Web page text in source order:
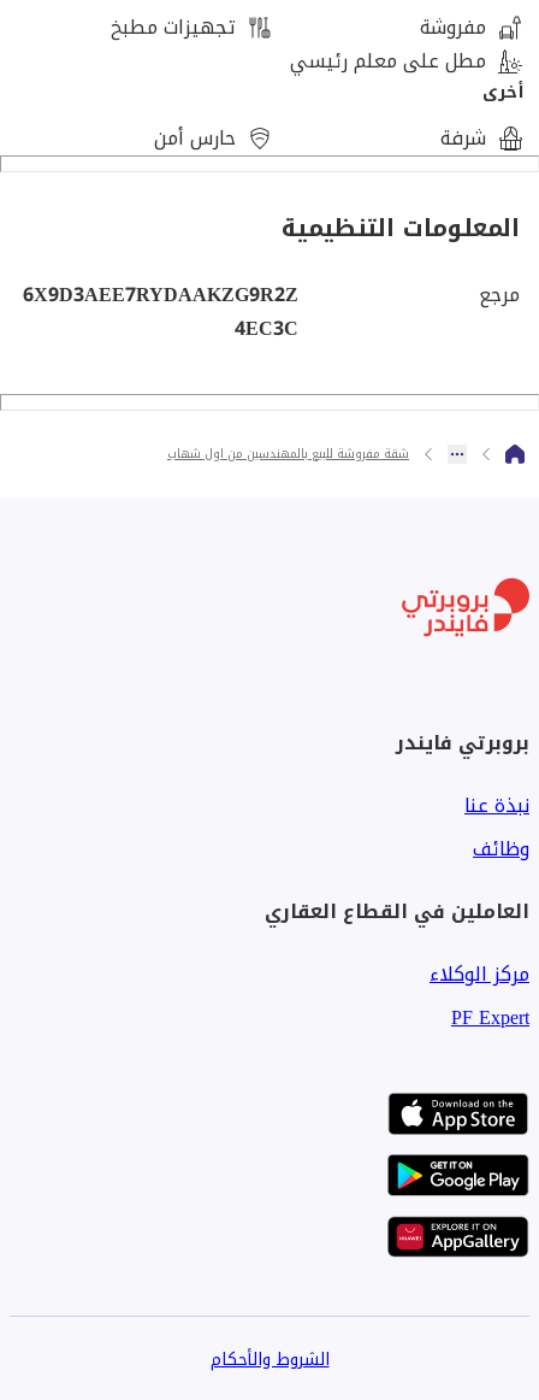
مفروشة
تجهيزات مطبخ
مطل على معلم رئيسي
أخرى
شرفة حارس أمن
المعلومات التنظيمية
مرجع
6X9D3AEE7RYDAAKZG9R2Z
4EC3C
شقة مفروشة للبيع بالمهندسين من اول شهاب
بروبرتي فايندر
نبذة عنا
وظائف
العاملين في القطاع العقاري
مركز الوكلاء
PF Expert
الشروط والأحكام